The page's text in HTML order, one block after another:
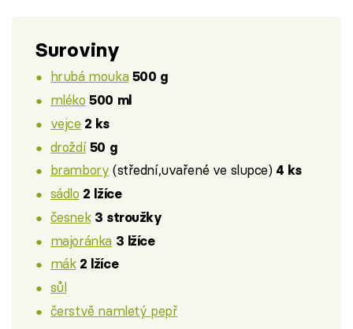
Suroviny
hrubá mouka 500 g
mléko 500 ml
vejce 2 ks
droždí 50 g
brambory (střední,uvařené ve slupce) 4 ks
sádlo 2 lžíce
česnek 3 stroužky
majoránka 3 lžíce
mák 2 lžíce
sůl
čerstvě namletý pepř